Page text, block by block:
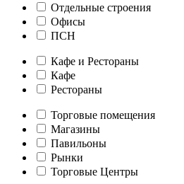
Отдельные строения
Офисы
ПСН
Кафе и Рестораны
Кафе
Рестораны
Торговые помещения
Магазины
Павильоны
Рынки
Торговые Центры